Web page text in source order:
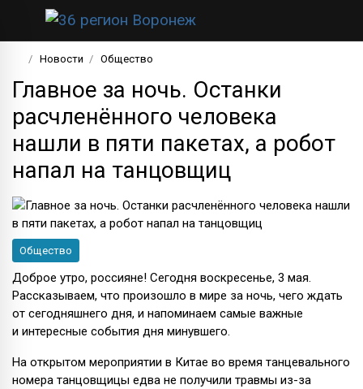
Новости Общество
Главное за ночь. Останки
расчленённого человека
нашли в пяти пакетах, а робот
напал на танцовщиц
Общество
Доброе утро, россияне! Сегодня воскресенье, 3 мая.
Рассказываем, что произошло в мире за ночь, чего ждать
от сегодняшнего дня, и напоминаем самые важные
и интересные события дня минувшего.
На открытом мероприятии в Китае во время танцевального
номера танцовщицы едва не получили травмы из-за